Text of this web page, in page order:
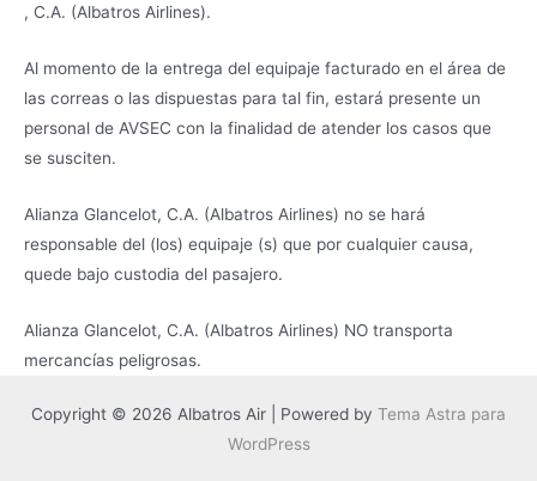
, C.A. (Albatros Airlines).
Al momento de la entrega del equipaje facturado en el área de
las correas o las dispuestas para tal fin, estará presente un
personal de AVSEC con la finalidad de atender los casos que
se susciten.
Alianza Glancelot, C.A. (Albatros Airlines) no se hará
responsable del (los) equipaje (s) que por cualquier causa,
quede bajo custodia del pasajero.
Alianza Glancelot, C.A. (Albatros Airlines) NO transporta
mercancías peligrosas.
Copyright © 2026 Albatros Air | Powered by Tema Astra para
WordPress